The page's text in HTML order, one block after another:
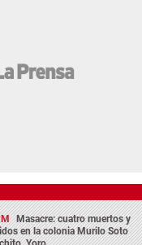
Masacre: cuatro muertos y
en la colonia Murilo Soto